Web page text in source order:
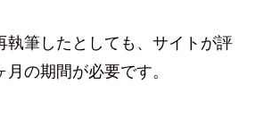
執筆したとしても、サイトが評
の期間が必要です。